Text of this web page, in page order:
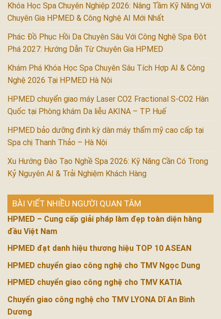
Khóa Học Spa Chuyên Nghiệp 2026: Nâng Tầm Kỹ Năng Với
Chuyên Gia HPMED & Công Nghệ AI Mới Nhất
Phác Đồ Phục Hồi Da Chuyên Sâu Với Công Nghệ Spa Đột
Phá 2027: Hướng Dẫn Từ Chuyên Gia HPMED
Khám Phá Khóa Học Spa Chuyên Sâu Tích Hợp AI & Công
Nghệ 2026 Tại HPMED Hà Nội
HPMED chuyển giao máy Laser CO2 Fractional S-CO2 Hàn
Quốc tại Phòng khám Da liễu AKINA – TP. Huế
HPMED bảo dưỡng định kỳ dàn máy thẩm mỹ cao cấp tại
Spa chị Thanh Thảo – Hà Nội
Xu Hướng Đào Tạo Nghề Spa 2026: Kỹ Năng Cần Có Trong
Kỷ Nguyên AI & Trải Nghiệm Khách Hàng
BÀI VIẾT NHIỀU NGƯỜI QUAN TÂM
HPMED – Cung cấp giải pháp làm đẹp toàn diện hàng
đầu Việt Nam
HPMED đạt danh hiệu thương hiệu TOP 10 ASEAN
HPMED chuyển giao công nghệ cho TMV Ngọc Dung
HPMED chuyển giao công nghệ cho TMV KATIA
Chuyển giao công nghệ cho TMV LYONA Dĩ An Bình
Dương